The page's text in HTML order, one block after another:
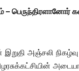
– பெருந்திரளானோர்
அஞ்சலி